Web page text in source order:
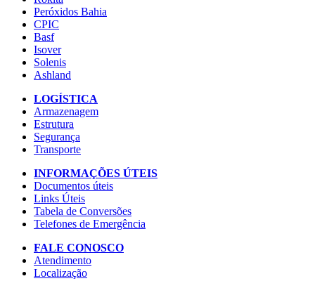
Peróxidos Bahia
CPIC
Basf
Isover
Solenis
Ashland
LOGÍSTICA
Armazenagem
Estrutura
Segurança
Transporte
INFORMAÇÕES ÚTEIS
Documentos úteis
Links Úteis
Tabela de Conversões
Telefones de Emergência
FALE CONOSCO
Atendimento
Localização